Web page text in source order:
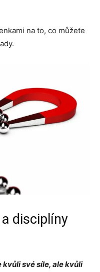
na to, co můžete
disciplíny
kvůli své síle, ale kvůli